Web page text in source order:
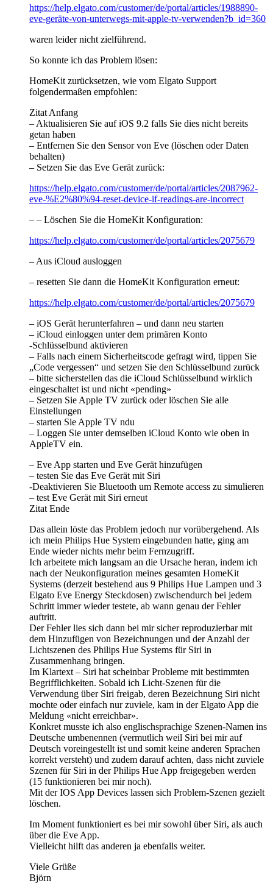
https://help.elgato.com/customer/de/portal/articles/1988890-
eve-geräte-von-unterwegs-mit-apple-tv-verwenden?b_id=360
waren leider nicht zielführend.
So konnte ich das Problem lösen:
HomeKit zurücksetzen, wie vom Elgato Support
folgendermaßen empfohlen:
Zitat Anfang
– Aktualisieren Sie auf iOS 9.2 falls Sie dies nicht bereits
getan haben
– Entfernen Sie den Sensor von Eve (löschen oder Daten
behalten)
– Setzen Sie das Eve Gerät zurück:
https://help.elgato.com/customer/de/portal/articles/2087962-
eve-%E2%80%94-reset-device-if-readings-are-incorrect
– – Löschen Sie die HomeKit Konfiguration:
https://help.elgato.com/customer/de/portal/articles/2075679
– Aus iCloud ausloggen
– resetten Sie dann die HomeKit Konfiguration erneut:
https://help.elgato.com/customer/de/portal/articles/2075679
– iOS Gerät herunterfahren – und dann neu starten
– iCloud einloggen unter dem primären Konto
-Schlüsselbund aktivieren
– Falls nach einem Sicherheitscode gefragt wird, tippen Sie
„Code vergessen“ und setzen Sie den Schlüsselbund zurück
– bitte sicherstellen das die iCloud Schlüsselbund wirklich
eingeschaltet ist und nicht «pending»
– Setzen Sie Apple TV zurück oder löschen Sie alle
Einstellungen
– starten Sie Apple TV ndu
– Loggen Sie unter demselben iCloud Konto wie oben in
AppleTV ein.
– Eve App starten und Eve Gerät hinzufügen
– testen Sie das Eve Gerät mit Siri
-Deaktivieren Sie Bluetooth um Remote access zu simulieren
– test Eve Gerät mit Siri erneut
Zitat Ende
Das allein löste das Problem jedoch nur vorübergehend. Als
ich mein Philips Hue System eingebunden hatte, ging am
Ende wieder nichts mehr beim Fernzugriff.
Ich arbeitete mich langsam an die Ursache heran, indem ich
nach der Neukonfiguration meines gesamten HomeKit
Systems (derzeit bestehend aus 9 Philips Hue Lampen und 3
Elgato Eve Energy Steckdosen) zwischendurch bei jedem
Schritt immer wieder testete, ab wann genau der Fehler
auftritt.
Der Fehler lies sich dann bei mir sicher reproduzierbar mit
dem Hinzufügen von Bezeichnungen und der Anzahl der
Lichtszenen des Philips Hue Systems für Siri in
Zusammenhang bringen.
Im Klartext – Siri hat scheinbar Probleme mit bestimmten
Begrifflichkeiten. Sobald ich Licht-Szenen für die
Verwendung über Siri freigab, deren Bezeichnung Siri nicht
mochte oder einfach nur zuviele, kam in der Elgato App die
Meldung «nicht erreichbar».
Konkret musste ich also englischsprachige Szenen-Namen ins
Deutsche umbenennen (vermutlich weil Siri bei mir auf
Deutsch voreingestellt ist und somit keine anderen Sprachen
korrekt versteht) und zudem darauf achten, dass nicht zuviele
Szenen für Siri in der Philips Hue App freigegeben werden
(15 funktionieren bei mir noch).
Mit der IOS App Devices lassen sich Problem-Szenen gezielt
löschen.
Im Moment funktioniert es bei mir sowohl über Siri, als auch
über die Eve App.
Vielleicht hilft das anderen ja ebenfalls weiter.
Viele Grüße
Björn